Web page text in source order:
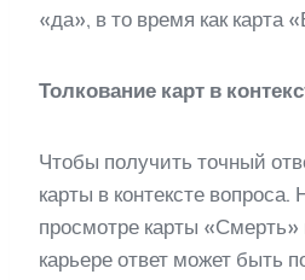
«да», в то время как карта
Толкование карт в
Чтобы получить точный
карты в контексте
просмотре карты «Смерть»
карьере ответ может быть